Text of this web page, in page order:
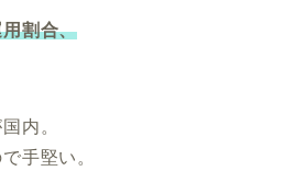
割合、
内。
手堅い。